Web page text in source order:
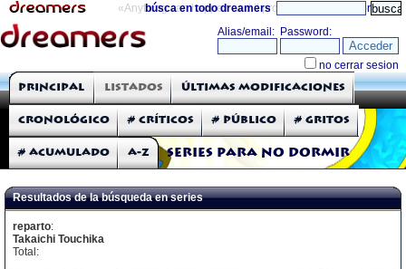
«Anything can happen and it probably will» directorio
búsca en todo dreamers
THE DREAMERS
Críticas: Series de TV
Series para no dormir
Principal Listados Últimas modificaciones
Cronológico # Críticos # Público # Gritos
# Acumulado A-Z
Resultados de la búsqueda en series
reparto:
Takaichi Touchika
Total: